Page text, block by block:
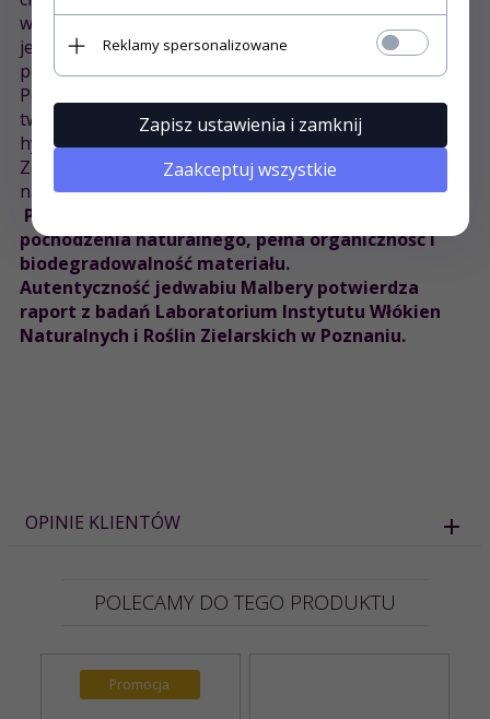
wytrzymałością, dzięki temu wyroby wykonane z
jedwabiu nie gniotą się i prawie się nie elektryzują,
ponieważ stale utrzymują swoją wilgotność.
Pościel jedwabna, to wyjątkowo ekskluzywna pościel w
twojej sypialni, bardzo wytrzymała, elastyczna i
hypoalergiczna.
Została wyprodukowana z najwyższej jakości
naturalnego jedwabiu dostępnego na rynku.
Produkt ekologiczny: barwniki wyłącznie
pochodzenia naturalnego, pełna organiczność i
biodegradowalność materiału.
Autentyczność jedwabiu Malbery potwierdza
raport z badań Laboratorium Instytutu Włókien
Naturalnych i Roślin Zielarskich w Poznaniu.
OPINIE KLIENTÓW
POLECAMY DO TEGO PRODUKTU
Promocja
Reklamy spersonalizowane
Zapisz ustawienia i zamknij
Zaakceptuj wszystkie